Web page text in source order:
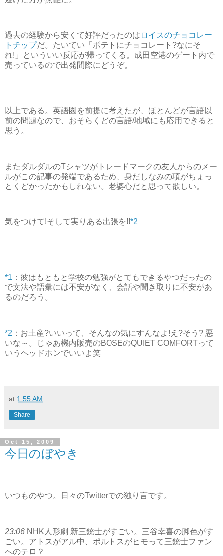
過去の経験から安くて好評だったのは ロイスのチョコレー
トチップだ。たいてい「ポテトにチョコレート?なにそ
れ!」といういい反応が帰ってくる。成田空港のゲート内で
売っているので出発間際にどうぞ。
以上である。英語圏を前提に考えたが、ほとんどが言語以
前の問題なので、おそらくどの言語/地域にも応用できると
思う。
またダルダルのTシャツがトレードマークの友人からのメー
ルがこの記事の発端であるため、身だしなみの項がちょっ
とくどかったかもしれない。老婆心だと思って欲しい。
気をつけて!そして実りある出張を!!*2
*1 ：彼はもともと学校の勉強がとてもできるやつだったの
で文法や語彙には不安がなく、会話や聞き取りに不安があ
るのだろう。
*2 ：お土産?いいって、そんなの気にすんなよ!え?そう? 悪
いな～。じゃあ機内販売のBOSEのQUIET COMFORTって
いうヘッドホンでいいよ笑
at 1:55 AM
Share
Oct 15, 2009
今日のぼやき
いつものやつ。日々のTwitterでの独り言です。
23:06 NHK人形劇 新三銃士がすごい。三谷幸喜の脚色がす
ごい。アトスがアル中、ポルトスがヒモって三銃士ファン
へのテロ？